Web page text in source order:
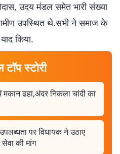
उदय मंडल समेत भारी संख्या
उपस्थित थे.सभी ने समाज के
किया.
स्टोरी
मकान ढहा,अंदर निकला चांदी का
पर विधायक ने उठाए
की मांग